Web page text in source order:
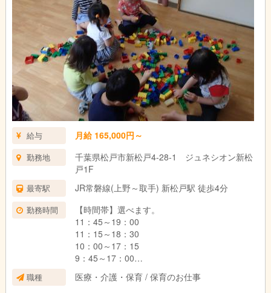
給与 月給 165,000円～
勤務地
千葉県松戸市新松戸4-28-1 ジュネシオン新松
戸1F
最寄駅 JR常磐線(上野～取手) 新松戸駅 徒歩4分
勤務時間
【時間帯】選べます。
11：45～19：00
11：15～18：30
10：00～17：15
9：45～17：00
9：30～16：45
更に少ない時間をご希望の方はご相談ください
職種
医療・介護・保育 / 保育のお仕事